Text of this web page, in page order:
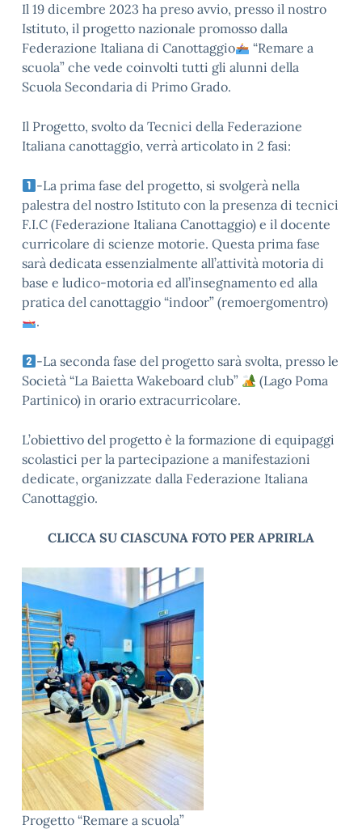
Il 19 dicembre 2023 ha preso avvio, presso il nostro
Istituto, il progetto nazionale promosso dalla
Federazione Italiana di Canottaggio
“Remare a
scuola” che vede coinvolti tutti gli alunni della
Scuola Secondaria di Primo Grado.
Il Progetto, svolto da Tecnici della Federazione
Italiana canottaggio, verrà articolato in 2 fasi:
-La prima fase del progetto, si svolgerà nella
palestra del nostro Istituto con la presenza di tecnici
F.I.C (Federazione Italiana Canottaggio) e il docente
curricolare di scienze motorie. Questa prima fase
sarà dedicata essenzialmente all’attività motoria di
base e ludico-motoria ed all’insegnamento ed alla
pratica del canottaggio “indoor” (remoergomentro)
.
-La seconda fase del progetto sarà svolta, presso le
Società “La Baietta Wakeboard club”
(Lago Poma
Partinico) in orario extracurricolare.
L’obiettivo del progetto è la formazione di equipaggi
scolastici per la partecipazione a manifestazioni
dedicate, organizzate dalla Federazione Italiana
Canottaggio.
CLICCA SU CIASCUNA FOTO PER APRIRLA
Progetto “Remare a scuola”